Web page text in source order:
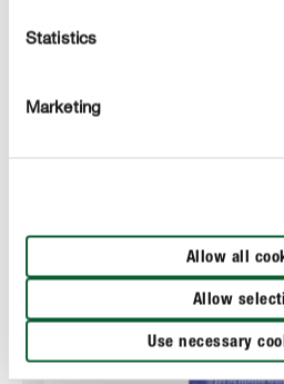
Statistics
Marketing
Allow all
Allow
Use necessary